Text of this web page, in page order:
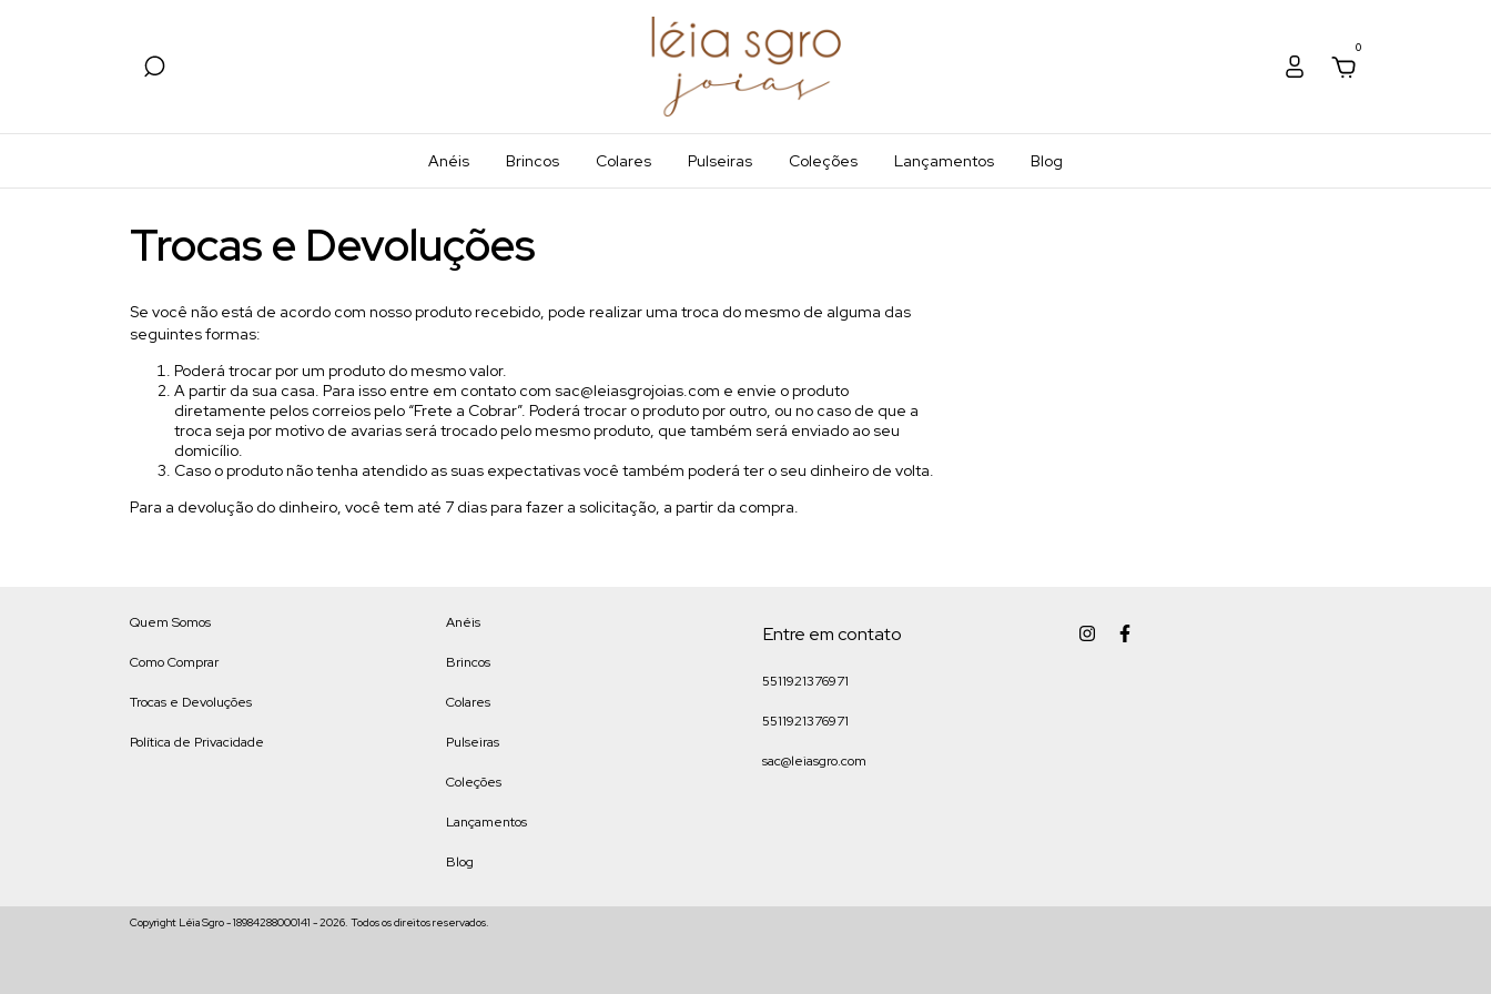
0
Anéis Brincos Colares Pulseiras Coleções Lançamentos Blog
Trocas e Devoluções
Se você não está de acordo com nosso produto recebido, pode realizar uma troca do mesmo de alguma das
seguintes formas:
Poderá trocar por um produto do mesmo valor.
A partir da sua casa. Para isso entre em contato com sac@leiasgrojoias.com e envie o produto
diretamente pelos correios pelo “Frete a Cobrar”. Poderá trocar o produto por outro, ou no caso de que a
troca seja por motivo de avarias será trocado pelo mesmo produto, que também será enviado ao seu
domicílio.
Caso o produto não tenha atendido as suas expectativas você também poderá ter o seu dinheiro de volta.
Para a devolução do dinheiro, você tem até 7 dias para fazer a solicitação, a partir da compra.
Quem Somos
Como Comprar
Trocas e Devoluções
Política de Privacidade
Anéis
Brincos
Colares
Pulseiras
Coleções
Lançamentos
Blog
Entre em contato
5511921376971
5511921376971
sac@leiasgro.com
Copyright Léia Sgro - 18984288000141 - 2026. Todos os direitos reservados.